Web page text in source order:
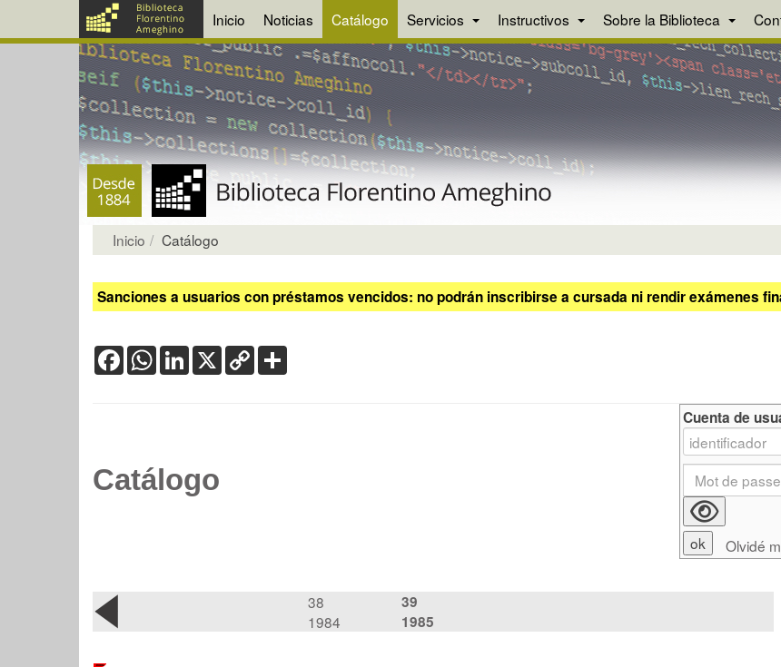
Inicio Noticias Catálogo Servicios Instructivos Sobre la Biblioteca
Inicio Catálogo
Sanciones a usuarios con préstamos vencidos: no podrán inscribirse a cursada ni rendir exámenes
FacebookWhatsApp
LinkedIn
X Copy
Link
Catálogo
38
1984
39
1985
Cuenta de
Olvidé